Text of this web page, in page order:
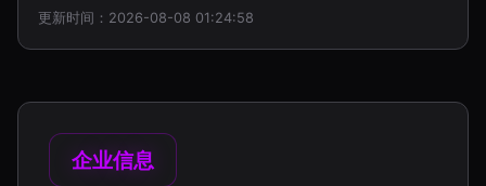
更新时间：2026-08-08 01:24:58
企业信息